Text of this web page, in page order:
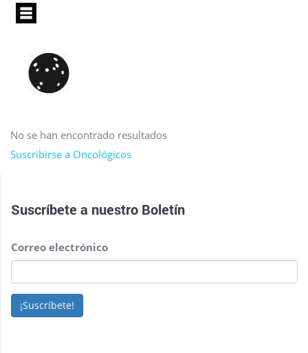
Pasar
principal
No se han encontrado resultados
Suscribirse a Oncológicos
Suscríbete a nuestro Boletín
Correo electrónico
¡Suscríbete!